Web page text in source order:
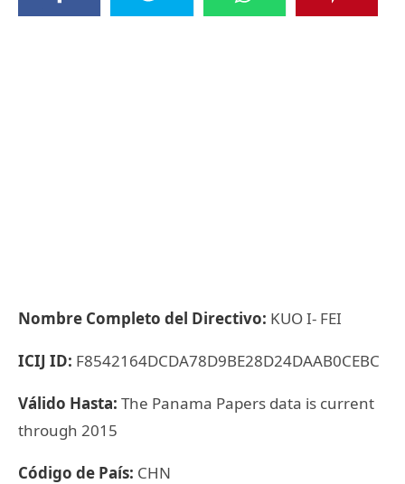
Nombre Completo del Directivo: KUO I- FEI
ICIJ ID: F8542164DCDA78D9BE28D24DAAB0CEBC
Válido Hasta: The Panama Papers data is current
through 2015
Código de País: CHN